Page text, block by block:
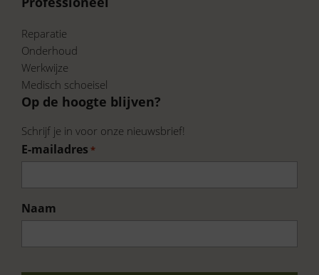
Reparatie
Onderhoud
Werkwijze
Medisch schoeisel
Op de hoogte blijven?
Schrijf je in voor onze nieuwsbrief!
E-mailadres *
Naam